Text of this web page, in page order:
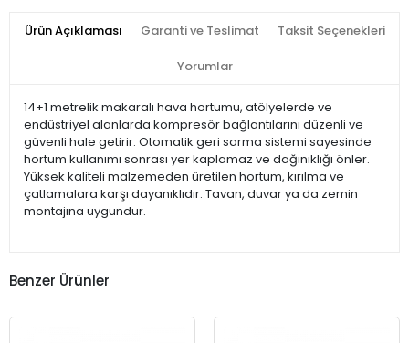
Ürün Açıklaması Garanti ve Teslimat Taksit Seçenekleri
Yorumlar
14+1 metrelik makaralı hava hortumu, atölyelerde ve
endüstriyel alanlarda kompresör bağlantılarını düzenli ve
güvenli hale getirir. Otomatik geri sarma sistemi sayesinde
hortum kullanımı sonrası yer kaplamaz ve dağınıklığı önler.
Yüksek kaliteli malzemeden üretilen hortum, kırılma ve
çatlamalara karşı dayanıklıdır. Tavan, duvar ya da zemin
montajına uygundur.
Benzer Ürünler